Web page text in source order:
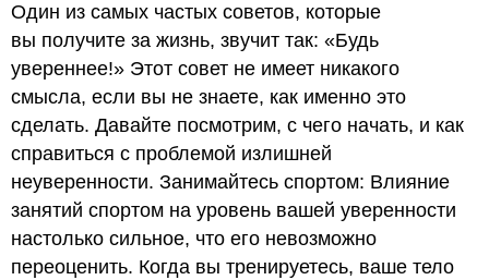
Один из самых частых советов, которые
вы получите за жизнь, звучит так: «Будь
увереннее!» Этот совет не имеет никакого
смысла, если вы не знаете, как именно это
сделать. Давайте посмотрим, с чего начать, и как
справиться с проблемой излишней
неуверенности. Занимайтесь спортом: Влияние
занятий спортом на уровень вашей уверенности
настолько сильное, что его невозможно
переоценить. Когда вы тренируетесь, ваше тело